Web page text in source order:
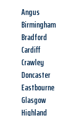
Angus
Birmingham
Bradford
Cardiff
Crawley
Doncaster
Eastbourne
Glasgow
Highland